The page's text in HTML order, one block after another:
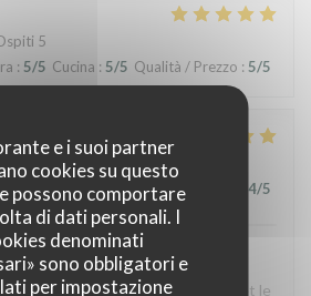
e i suoi partner
cookies su questo
possono comportare
di dati personali. I
denominati
sono obbligatori e
per impostazione
5
: 5/5 Cucina : 5/5 Qualità / Prezzo : 5/5
2
:4/5 Cucina: 5/5 Qualità / Prezzo 4/5
café pour un brunch entre
été déçues : le menu est copieux et le